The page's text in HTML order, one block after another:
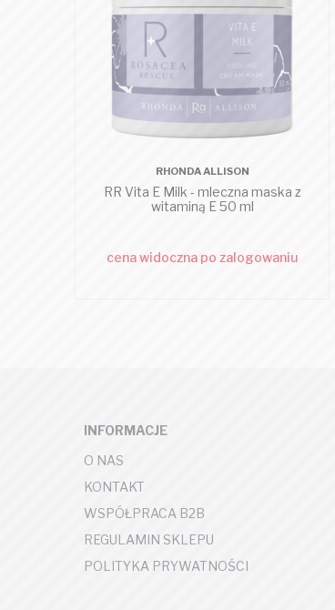
RHONDA ALLISON
RR Vita E Milk - mleczna maska z
witaminą E 50 ml
cena widoczna po zalogowaniu
INFORMACJE
O NAS
KONTAKT
WSPÓŁPRACA B2B
REGULAMIN SKLEPU
POLITYKA PRYWATNOŚCI